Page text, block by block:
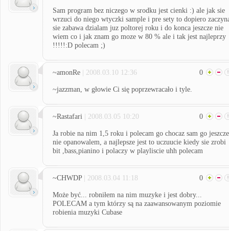
Sam program bez niczego w srodku jest cienki :) ale jak sie
wrzuci do niego wtyczki sample i pre sety to dopiero
sie zabawa dzialam juz poltorej roku i do konca jeszcze nie
wiem co i jak znam go moze w 80 % ale i tak jest najleprzy
!!!!!:D polecam ;)
~amonRe | 2008.03.10 12:36 0
~jazzman, w głowie Ci się poprzewracało i tyle.
~Rastafari | 2008.03.05 10:20 0
Ja robie na nim 1,5 roku i polecam go chocaz sam go jeszcze
nie opanowalem, a najlepsze jest to uczuucie kiedy sie zrobi
bit ,bass,pianino i polaczy w playliscie uhh polecam
~CHWDP | 2008.03.04 11:18 0
Może być... robniłem na nim muzyke i jest dobry...
POLECAM a tym którzy są na zaawansowanym poziomie
robienia muzyki Cubase